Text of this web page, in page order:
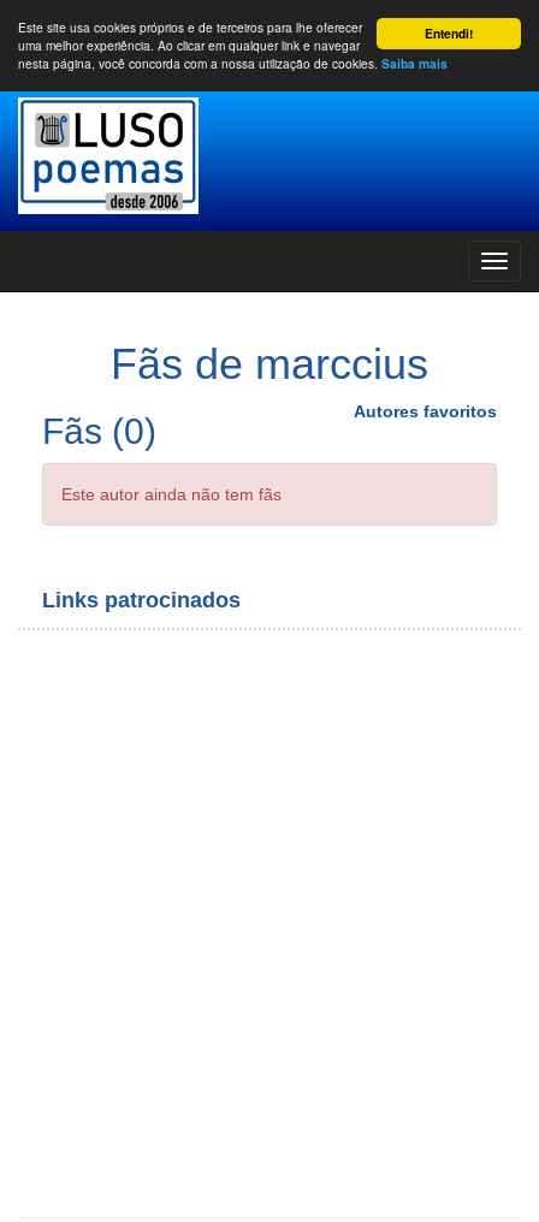
Entendi!
Este site usa cookies próprios e de terceiros para lhe oferecer
uma melhor experiência. Ao clicar em qualquer link e navegar
nesta página, você concorda com a nossa utilização de cookies. Saiba mais
Fãs de marccius
Autores favoritos
Fãs (0)
Este autor ainda não tem fãs
Links patrocinados